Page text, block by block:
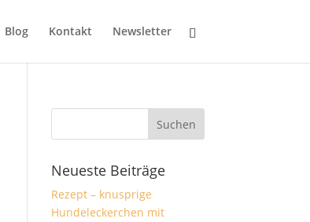
Blog Kontakt Newsletter
Neueste Beiträge
Rezept – knusprige
Hundeleckerchen mit